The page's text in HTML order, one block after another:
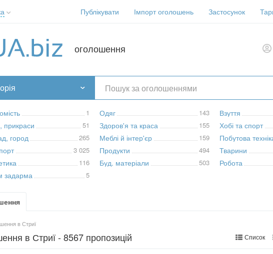
Публікувати Імпорт оголошень Застосунок
оголошення
1
прикраси 51
город 265
3 025
116
задарма 5
Одяг 143
Здоров'я та краса 155
Меблі й інтер'єр 159
Продукти 494
Буд. матеріали 503
Взуття
Хобі та спорт
Побутова
Тварини
Робота
в Стриї
в Стриї - 8567 пропозицій Список